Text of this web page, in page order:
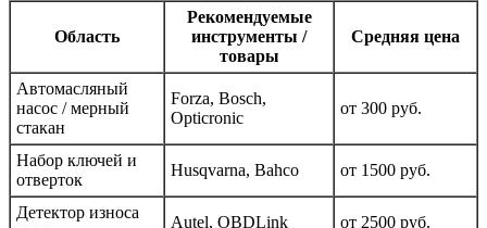
Область
Рекомендуемые
инструменты /
товары
Средняя цена
Автомасляный
насос / мерный
стакан
Forza, Bosch,
Opticronic
от 300 руб.
Набор ключей и
отверток
Husqvarna, Bahco от 1500 руб.
Детектор износа
Autel, OBDLink от 2500 руб.